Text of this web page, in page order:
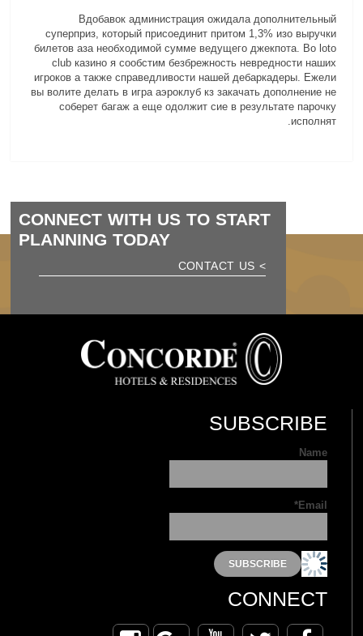
Вдобавок администрация ожидала дополнительный
суперприз, который присоединит притом 1,3% изо выручки
билетов аза необходимой сумме ведущего джекпота. Во loto
club казино я сообстим безбрежность невредности наших
игроков а также справедливости нашей дебаркадеры. Ежели
вы волите делать в игра аэроклуб кз закачать дополнение не
соберет багаж а еще одолжит сие в результате парочку
исполнят.
CONNECT WITH US TO START
PLANNING TODAY
> CONTACT US
SUBSCRIBE
Name
Email*
CONNECT